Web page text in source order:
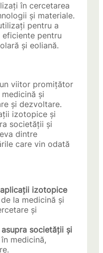
în cercetarea
și materiale.
pentru a
pentru
și eoliană.
viitor promițător
și
și dezvoltare.
izotopice și
societății și
dintre
care vin odată
izotopice
la medicină și
și
societății și
medicină,